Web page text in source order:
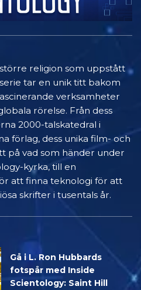
religion som uppstått
tar en unik titt bakom
verksamheter
rörelse. Från dess
2000-talskatedral i
förlag, dess unika film- och
på vad som händer under
kyrka, till en
att finna teknologi för att
skrifter i tusentals år.
Gå i L. Ron Hubbards
fotspår med Inside
Scientology: Saint Hill